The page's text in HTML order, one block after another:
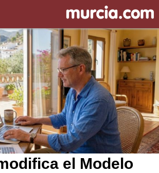
el Modelo